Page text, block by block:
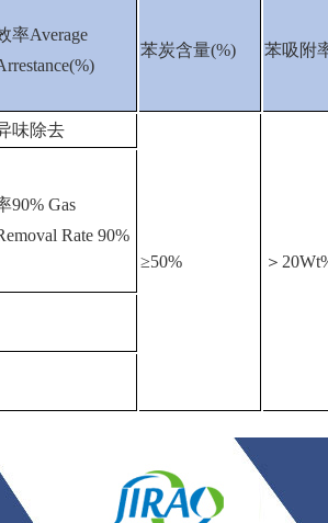
率Average
苯炭含量(%) 苯吸附
味除去
≥50% ＞
90% Gas
Rate 90%